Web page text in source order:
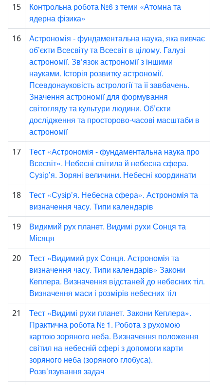
15
Контрольна робота №6 з теми «Атомна та
ядерна фізика»
16
Астрономія - фундаментальна наука, яка вивчає
об’єкти Всесвіту та Всесвіт в цілому. Галузі
астрономії. Зв’язок астрономії з іншими
науками. Історія розвитку астрономії.
Псевдонауковість астрології та її завбачень.
Значення астрономії для формування
світогляду та культури людини. Об’єкти
дослідження та просторово-часові масштаби в
астрономії
17
Тест «Астрономія - фундаментальна наука про
Всесвіт». Небесні світила й небесна сфера.
Сузір’я. Зоряні величини. Небесні координати
18
Тест «Сузір’я. Небесна сфера». Астрономія та
визначення часу. Типи календарів
19
Видимий рух планет. Видимі рухи Сонця та
Місяця
20
Тест «Видимий рух Сонця. Астрономія та
визначення часу. Типи календарів» Закони
Кеплера. Визначення відстаней до небесних тіл.
Визначення маси і розмірів небесних тіл
21
Тест «Видимі рухи планет. Закони Кеплера».
Практична робота № 1. Робота з рухомою
картою зоряного неба. Визначення положення
світил на небесній сфері з допомоги карти
зоряного неба (зоряного глобуса).
Розв’язування задач